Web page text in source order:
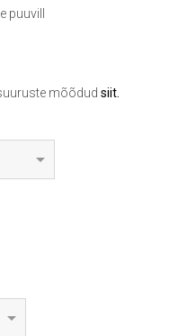
puuvill
mõõdud siit.